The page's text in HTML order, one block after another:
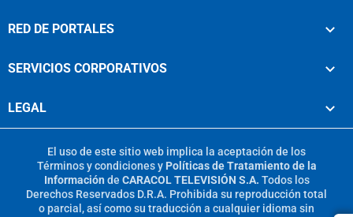
RED DE PORTALES
SERVICIOS CORPORATIVOS
LEGAL
El uso de este sitio web implica la aceptación de los
Términos y condicionesy Políticas de Tratamiento de la
Información de CARACOL TELEVISIÓN S.A. Todos los
Derechos Reservados D.R.A. Prohibida su reproducción total
o parcial, así como su traducción a cualquier idioma sin